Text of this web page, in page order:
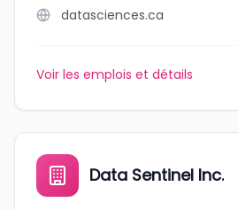
datasciences.ca
Voir les emplois et détails
Data Sentinel Inc.